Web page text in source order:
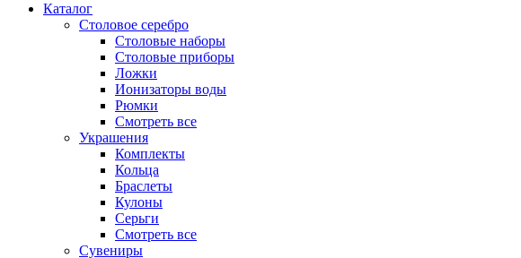
Каталог
Столовое серебро
Столовые наборы
Столовые приборы
Ложки
Ионизаторы воды
Рюмки
Смотреть все
Украшения
Комплекты
Кольца
Браслеты
Кулоны
Серьги
Смотреть все
Сувениры